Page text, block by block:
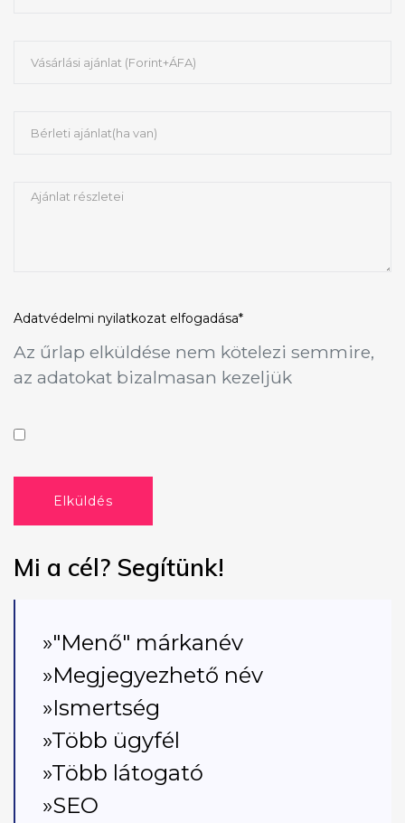
Adatvédelmi nyilatkozat elfogadása*
Az űrlap elküldése nem kötelezi semmire,
az adatokat bizalmasan kezeljük
Elküldés
Mi a cél? Segítünk!
»"Menő" márkanév
»Megjegyezhető név
»Ismertség
»Több ügyfél
»Több látogató
»SEO